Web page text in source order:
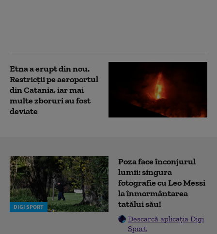
Etna a erupt din nou.
Restricții pe aeroportul
din Catania, iar mai
multe zboruri au fost
deviate
DIGI SPORT
Poza face înconjurul
lumii: singura
fotografie cu Leo Messi
la înmormântarea
tatălui său!
Descarcă aplicația Digi
Sport